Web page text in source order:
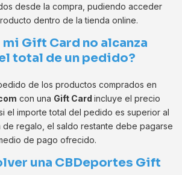
desde la compra, pudiendo acceder
dentro de la tienda online.
mi Gift Card no alcanza
total de un pedido?
de los productos comprados en
con una Gift Card incluye el precio
el importe total del pedido es superior al
de regalo, el saldo restante debe pagarse
de pago ofrecido.
una CBDeportes Gift